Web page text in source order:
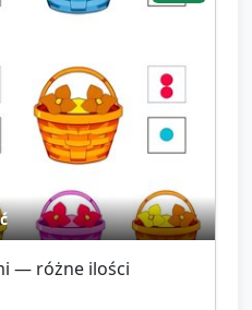
— różne ilości